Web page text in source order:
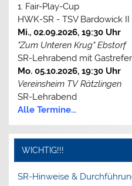
1. Fair-Play-Cup
HWK-SR - TSV Bardowick II
Mi., 02.09.2026, 19:30 Uhr
"Zum Unteren Krug" Ebstorf
SR-Lehrabend mit
Mo. 05.10.2026, 19:30 Uhr
Vereinsheim TV Rätzlingen
SR-Lehrabend
Alle Termine...
WICHTIG!!!
SR-Hinweise &